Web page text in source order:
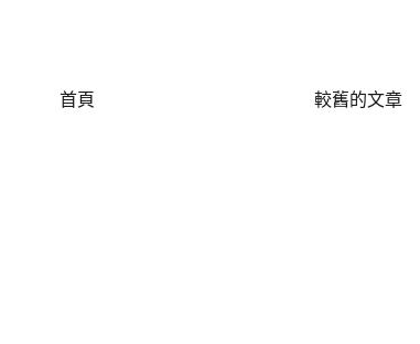
較舊的文章
首頁